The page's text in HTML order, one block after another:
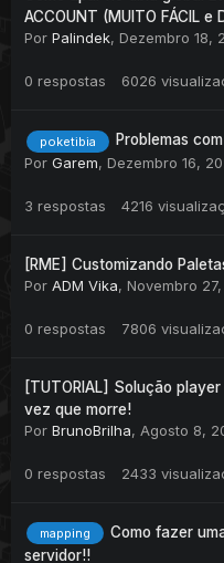
ACCOUNT (MUITO FÁCIL e
Por Palindek, Dezembro 18,
0 respostas 6026
poketibia
Problemas
Por Garem, Dezembro 16,
3 respostas 4216
[RME] Customizando
Por ADM Vika, Novembro
0 respostas 7806
[TUTORIAL] Solução
vez que morre!
Por BrunoBrilha, Agosto 8,
0 respostas 2433
mapping
Como fazer
servidor!!